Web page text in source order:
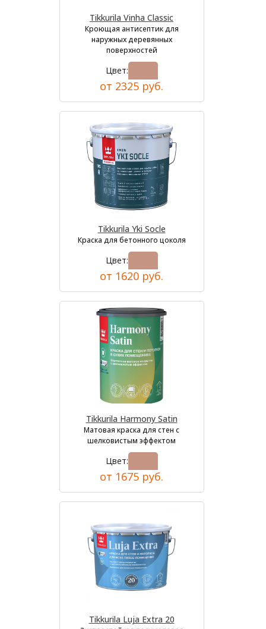
Tikkurila Vinha Classic
Кроющая антисептик для
наружных деревянных
поверхностей
Цвет:
от 2325 руб.
Tikkurila Yki Socle
Краска для бетонного цоколя
Цвет:
от 1620 руб.
Tikkurila Harmony Satin
Матовая краска для стен с
шелковистым эффектом
Цвет:
от 1675 руб.
Tikkurila Luja Extra 20